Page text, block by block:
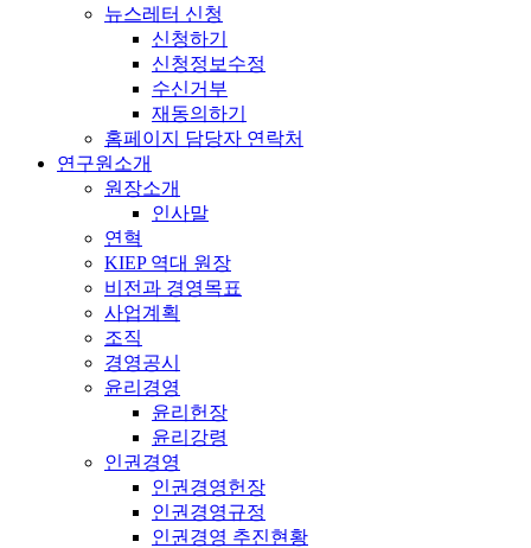
뉴스레터 신청
신청하기
신청정보수정
수신거부
재동의하기
홈페이지 담당자 연락처
연구원소개
원장소개
인사말
연혁
KIEP 역대 원장
비전과 경영목표
사업계획
조직
경영공시
윤리경영
윤리헌장
윤리강령
인권경영
인권경영헌장
인권경영규정
인권경영 추진현황